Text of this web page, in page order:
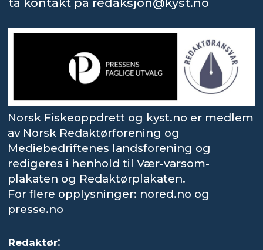
ta kontakt på redaksjon@kyst.no
Norsk Fiskeoppdrett og kyst.no er medlem
av Norsk Redaktørforening og
Mediebedriftenes landsforening og
redigeres i henhold til Vær-varsom-
plakaten og Redaktørplakaten.
For flere opplysninger: nored.no og
presse.no
Redaktør: